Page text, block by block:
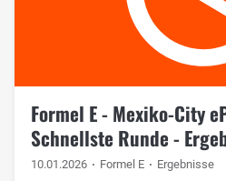
Formel E - Mexiko-City
Schnellste Runde -
10.01.2026 Formel E Ergebnisse